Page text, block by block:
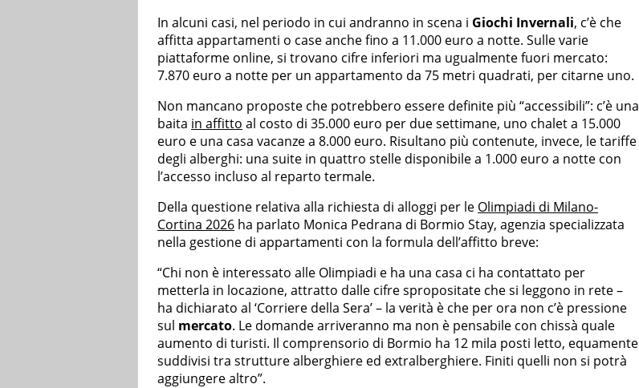
In alcuni casi, nel periodo in cui andranno in scena i Giochi Invernali, c’è che
affitta appartamenti o case anche fino a 11.000 euro a notte. Sulle varie
piattaforme online, si trovano cifre inferiori ma ugualmente fuori mercato:
7.870 euro a notte per un appartamento da 75 metri quadrati, per citarne uno.
Non mancano proposte che potrebbero essere definite più “accessibili”: c’è una
baita in affitto al costo di 35.000 euro per due settimane, uno chalet a 15.000
euro e una casa vacanze a 8.000 euro. Risultano più contenute, invece, le tariffe
degli alberghi: una suite in quattro stelle disponibile a 1.000 euro a notte con
l’accesso incluso al reparto termale.
Della questione relativa alla richiesta di alloggi per le Olimpiadi di Milano-
Cortina 2026 ha parlato Monica Pedrana di Bormio Stay, agenzia specializzata
nella gestione di appartamenti con la formula dell’affitto breve:
“Chi non è interessato alle Olimpiadi e ha una casa ci ha contattato per
metterla in locazione, attratto dalle cifre spropositate che si leggono in rete –
ha dichiarato al ‘Corriere della Sera’ – la verità è che per ora non c’è pressione
sul mercato. Le domande arriveranno ma non è pensabile con chissà quale
aumento di turisti. Il comprensorio di Bormio ha 12 mila posti letto, equamente
suddivisi tra strutture alberghiere ed extralberghiere. Finiti quelli non si potrà
aggiungere altro”.